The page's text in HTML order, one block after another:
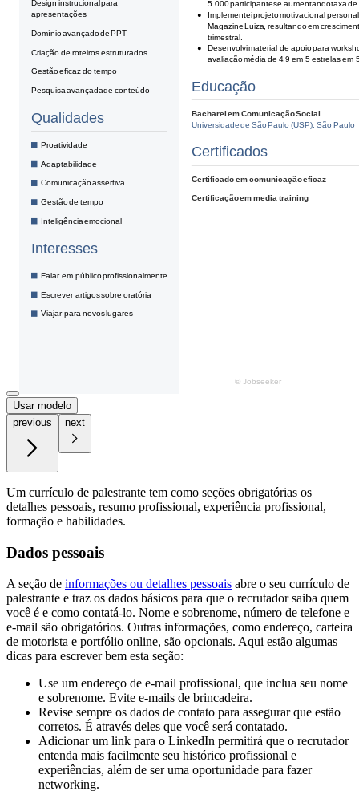
Usar modelo
previous
next
Um currículo de palestrante tem como seções obrigatórias os
detalhes pessoais, resumo profissional, experiência profissional,
formação e habilidades.
Dados pessoais
A seção de informações ou detalhes pessoais abre o seu currículo de
palestrante e traz os dados básicos para que o recrutador saiba quem
você é e como contatá-lo. Nome e sobrenome, número de telefone e
e-mail são obrigatórios. Outras informações, como endereço, carteira
de motorista e portfólio online, são opcionais. Aqui estão algumas
dicas para escrever bem esta seção:
Use um endereço de e-mail profissional, que inclua seu nome
e sobrenome. Evite e-mails de brincadeira.
Revise sempre os dados de contato para assegurar que estão
corretos. É através deles que você será contatado.
Adicionar um link para o LinkedIn permitirá que o recrutador
entenda mais facilmente seu histórico profissional e
experiências, além de ser uma oportunidade para fazer
networking.